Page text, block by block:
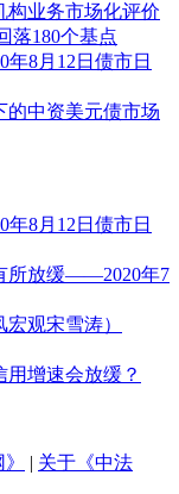
构业务市场化评价
落180个基点
8月12日债市日
的中资美元债市场
8月12日债市日
所放缓——2020年7
观宋雪涛）
增速会放缓？
| 关于《中法